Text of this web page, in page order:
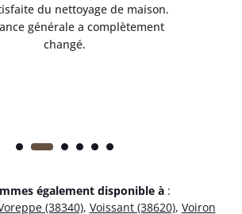
du nettoyage de maison.
générale a complètement
changé.
également disponible à :
(38340), Voissant (38620), Voiron